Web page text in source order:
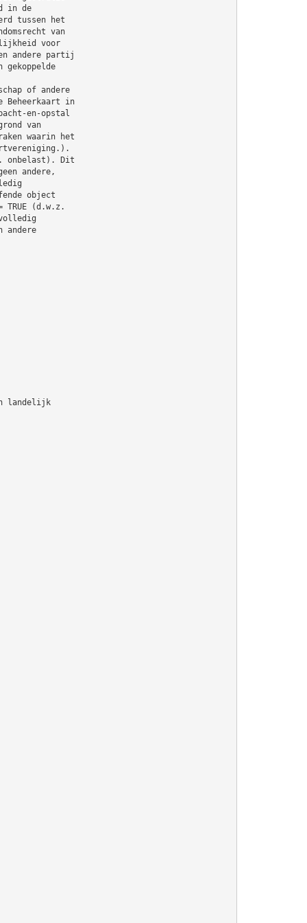
in de
tussen het
van
voor
andere partij
of andere
Beheerkaart in
en-opstal
van
waarin het
onbelast). Dit
andere,
object
(d.w.z.
andere
landelijk